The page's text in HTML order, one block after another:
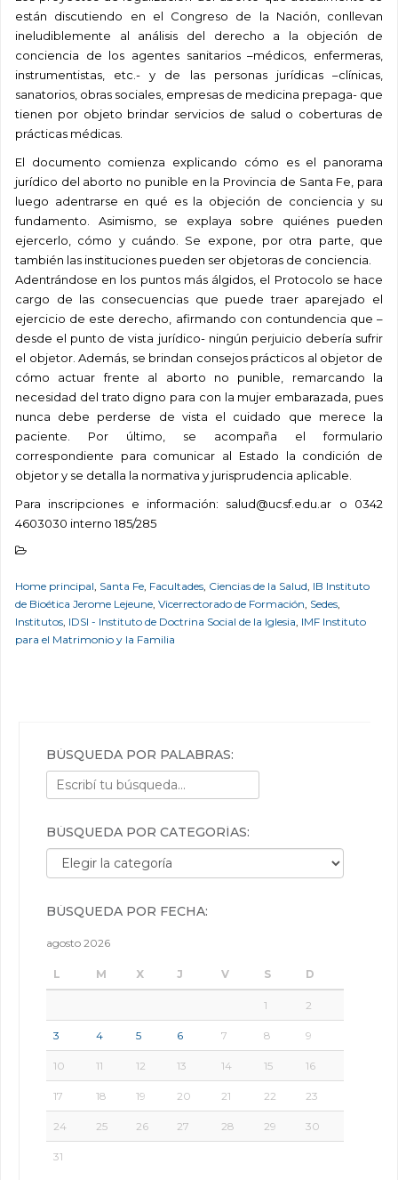
están discutiendo en el Congreso de la Nación, conllevan
ineludiblemente al análisis del derecho a la objeción de
conciencia de los agentes sanitarios –médicos, enfermeras,
instrumentistas, etc.- y de las personas jurídicas –clínicas,
sanatorios, obras sociales, empresas de medicina prepaga- que
tienen por objeto brindar servicios de salud o coberturas de
prácticas médicas.
El documento comienza explicando cómo es el panorama
jurídico del aborto no punible en la Provincia de Santa Fe, para
luego adentrarse en qué es la objeción de conciencia y su
fundamento. Asimismo, se explaya sobre quiénes pueden
ejercerlo, cómo y cuándo. Se expone, por otra parte, que
también las instituciones pueden ser objetoras de conciencia.
Adentrándose en los puntos más álgidos, el Protocolo se hace
cargo de las consecuencias que puede traer aparejado el
ejercicio de este derecho, afirmando con contundencia que –
desde el punto de vista jurídico- ningún perjuicio debería sufrir
el objetor. Además, se brindan consejos prácticos al objetor de
cómo actuar frente al aborto no punible, remarcando la
necesidad del trato digno para con la mujer embarazada, pues
nunca debe perderse de vista el cuidado que merece la
paciente. Por último, se acompaña el formulario
correspondiente para comunicar al Estado la condición de
objetor y se detalla la normativa y jurisprudencia aplicable.
Para inscripciones e información: salud@ucsf.edu.ar o 0342
4603030 interno 185/285
Home principal, Santa Fe, Facultades, Ciencias de la Salud, IB Instituto
de Bioética Jerome Lejeune, Vicerrectorado de Formación, Sedes,
Institutos, IDSI - Instituto de Doctrina Social de la Iglesia, IMF Instituto
para el Matrimonio y la Familia
BÚSQUEDA POR PALABRAS:
BÚSQUEDA POR CATEGORÍAS:
Búsqueda por categorías:
BÚSQUEDA POR FECHA:
agosto 2026
L M X J V S D
1 2
3 4 5 6 7 8 9
10 11 12 13 14 15 16
17 18 19 20 21 22 23
24 25 26 27 28 29 30
31